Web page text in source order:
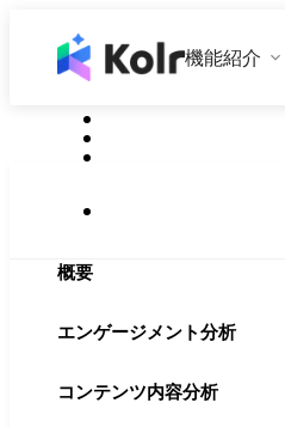
機能紹介
概要
エンゲージメント分析
コンテンツ内容分析